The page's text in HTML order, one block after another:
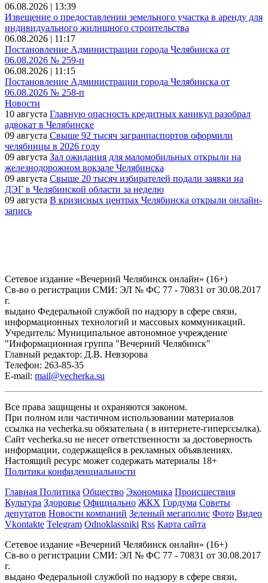
06.08.2026 | 13:39
Извещение о предоставлении земельного участка в аренду для
индивидуального жилищного строительства
06.08.2026 | 11:17
Постановление Администрации города Челябинска от
06.08.2026 № 259-п
06.08.2026 | 11:15
Постановление Администрации города Челябинска от
06.08.2026 № 258-п
Новости
10 августа Главную опасность кредитных каникул разобрал
адвокат в Челябинске
09 августа Свыше 92 тысяч загранпаспортов оформили
челябинцы в 2026 году
09 августа Зал ожидания для маломобильных открыли на
железнодорожном вокзале Челябинска
09 августа Свыше 20 тысяч избирателей подали заявки на
ДЭГ в Челябинской области за неделю
09 августа В кризисных центрах Челябинска открыли онлайн-
запись
Сетевое издание «Вечерний Челябинск онлайн» (16+)
Cв-во о регистрации СМИ: ЭЛ № ФС 77 - 70831 от 30.08.2017
г.
выдано Федеральной службой по надзору в сфере связи,
информационных технологий и массовых коммуникаций.
Учредитель: Муниципальное автономное учреждение
"Информационная группа "Вечерний Челябинск"
Главный редактор: Д.В. Невзорова
Телефон: 263-85-35
E-mail: mail@vecherka.su
Все права защищены и охраняются законом.
При полном или частичном использовании материалов
ссылка на vecherka.su обязательна ( в интернете-гиперссылка).
Сайт vecherka.su не несет ответственности за достоверность
информации, содержащейся в рекламных объявлениях.
Настоящий ресурс может содержать материалы 18+
Политика конфиденциальности
Главная Политика Общество Экономика Происшествия
Культура Здоровье Официально ЖКХ Гордума Советы
депутатов Новости компаний Зеленый мегаполис Фото Видео
Vkontakte Telegram Odnoklassniki Rss Карта сайта
Сетевое издание «Вечерний Челябинск онлайн» (16+)
Cв-во о регистрации СМИ: ЭЛ № ФС 77 - 70831 от 30.08.2017
г.
выдано Федеральной службой по надзору в сфере связи,